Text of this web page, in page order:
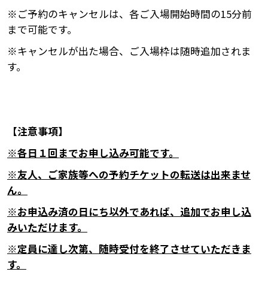
※ご予約のキャンセルは、各ご入場開始時間の15分前
まで可能です。
※キャンセルが出た場合、ご入場枠は随時追加されま
す。
【注意事項】
※各日１回までお申し込み可能です。
※友人、ご家族等への予約チケットの転送は出来ませ
ん。
※お申込み済の日にち以外であれば、追加でお申し込
みいただけます。
※定員に達し次第、随時受付を終了させていただきま
す。